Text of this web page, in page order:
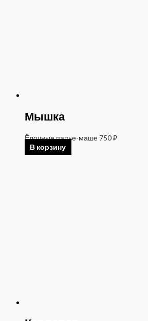
Мышка
Ёлочные папье-маше 750₽
В корзину